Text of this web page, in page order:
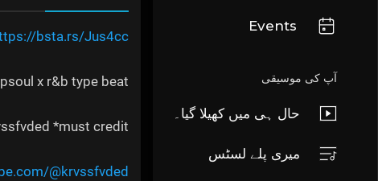
Events
آپ کی موسیقی
حال ہی میں کھیلا گیا۔
میری پلے لسٹس
bsta.rs/Jus4cc
x r&b type beat
*must credit*
@krvssfvded